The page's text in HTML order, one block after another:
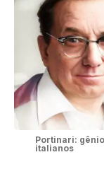
Portinari:
italianos